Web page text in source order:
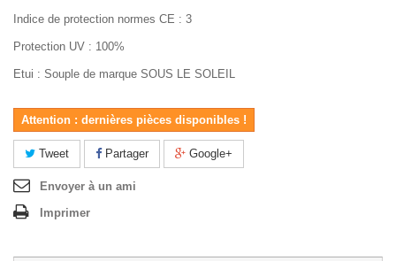
Indice de protection normes CE : 3
Protection UV : 100%
Etui : Souple de marque SOUS LE SOLEIL
Attention : dernières pièces disponibles !
Tweet Partager Google+
Envoyer à un ami
Imprimer